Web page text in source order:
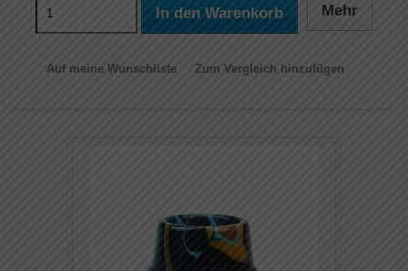
In den Warenkorb Mehr
Auf meine Wunschliste Zum Vergleich hinzufügen